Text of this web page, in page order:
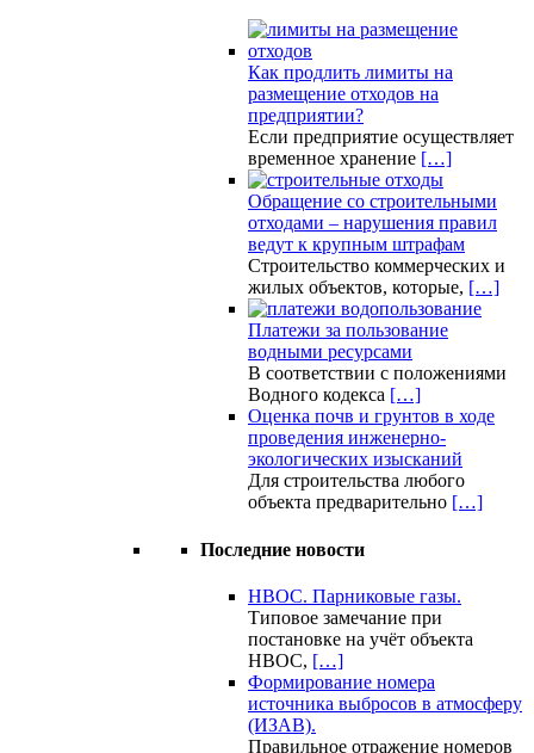
Как продлить лимиты на
размещение отходов на
предприятии?
Если предприятие осуществляет
временное хранение […]
Обращение со строительными
отходами – нарушения правил
ведут к крупным штрафам
Строительство коммерческих и
жилых объектов, которые, […]
Платежи за пользование
водными ресурсами
В соответствии с положениями
Водного кодекса […]
Оценка почв и грунтов в ходе
проведения инженерно-
экологических изысканий
Для строительства любого
объекта предварительно […]
Последние новости
НВОС. Парниковые газы.
Типовое замечание при
постановке на учёт объекта
НВОС, […]
Формирование номера
источника выбросов в атмосферу
(ИЗАВ).
Правильное отражение номеров